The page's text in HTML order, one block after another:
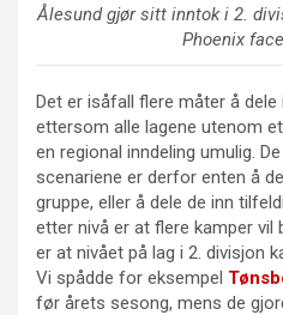
Ålesund gjør sitt inntok i 2.
Phoenix
Det er isåfall flere måter å dele
ettersom alle lagene utenom
en regional inndeling umulig.
scenariene er derfor enten å
gruppe, eller å dele de inn
etter nivå er at flere kamper vil
er at nivået på lag i 2. divisjon
Vi spådde for eksempel
før årets sesong, mens de